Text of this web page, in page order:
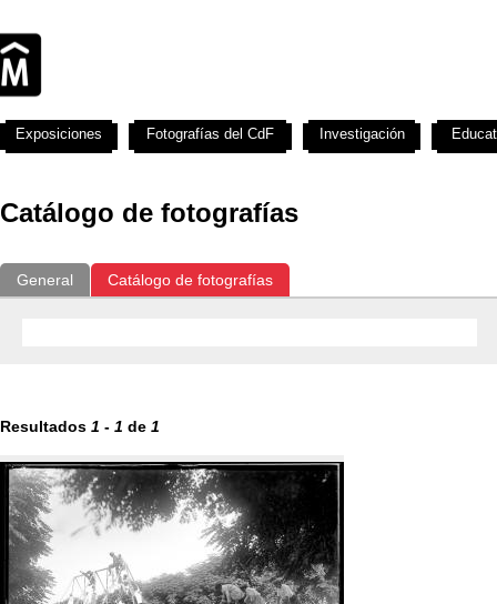
Catálogo de fotografías
General Catálogo de fotografías
Resultados 1 - 1 de 1
Exposiciones Fotografías del CdF Investigación